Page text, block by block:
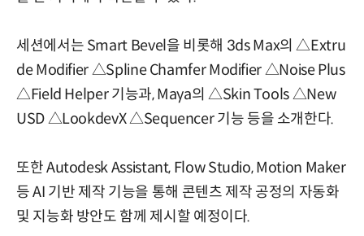
세션에서는 Smart Bevel을 비롯해 3ds Max의 △Extru
de Modifier △Spline Chamfer Modifier △Noise Plus
△Field Helper 기능과, Maya의 △Skin Tools △New
USD △LookdevX △Sequencer 기능 등을 소개한다.
또한 Autodesk Assistant, Flow Studio, Motion Maker
등 AI 기반 제작 기능을 통해 콘텐츠 제작 공정의 자동화
및 지능화 방안도 함께 제시할 예정이다.